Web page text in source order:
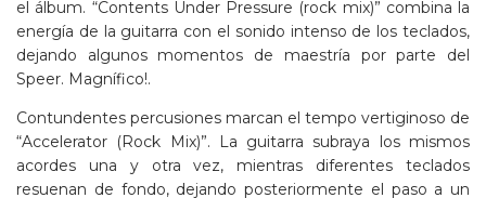
el álbum. “Contents Under Pressure (rock mix)” combina la
energía de la guitarra con el sonido intenso de los teclados,
dejando algunos momentos de maestría por parte del
Speer. Magnífico!.
Contundentes percusiones marcan el tempo vertiginoso de
“Accelerator (Rock Mix)”. La guitarra subraya los mismos
acordes una y otra vez, mientras diferentes teclados
resuenan de fondo, dejando posteriormente el paso a un